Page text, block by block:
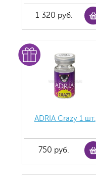
1 320 руб.
ADRIA Crazy 1 шт.
750 руб.